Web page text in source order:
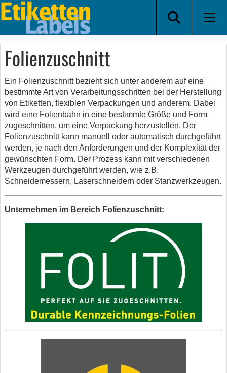
Folienzuschnitt
Ein Folienzuschnitt bezieht sich unter anderem auf eine
bestimmte Art von Verarbeitungsschritten bei der Herstellung
von Etiketten, flexiblen Verpackungen und anderem. Dabei
wird eine Folienbahn in eine bestimmte Größe und Form
zugeschnitten, um eine Verpackung herzustellen. Der
Folienzuschnitt kann manuell oder automatisch durchgeführt
werden, je nach den Anforderungen und der Komplexität der
gewünschten Form. Der Prozess kann mit verschiedenen
Werkzeugen durchgeführt werden, wie z.B.
Schneidemessern, Laserschneidern oder Stanzwerkzeugen.
Unternehmen im Bereich Folienzuschnitt: